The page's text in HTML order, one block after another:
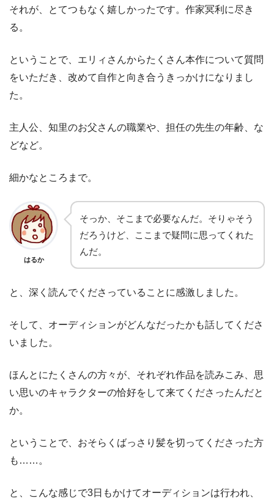
それが、とてつもなく嬉しかったです。作家冥利に尽き
る。
ということで、エリィさんからたくさん本作について質問
をいただき、改めて自作と向き合うきっかけになりまし
た。
主人公、知里のお父さんの職業や、担任の先生の年齢、な
どなど。
細かなところまで。
はるか
そっか、そこまで必要なんだ。そりゃそう
だろうけど、ここまで疑問に思ってくれた
んだ。
と、深く読んでくださっていることに感激しました。
そして、オーディションがどんなだったかも話してくださ
いました。
ほんとにたくさんの方々が、それぞれ作品を読みこみ、思
い思いのキャラクターの恰好をして来てくださったんだと
か。
ということで、おそらくばっさり髪を切ってくださった方
も……。
と、こんな感じで3日もかけてオーディションは行われ、